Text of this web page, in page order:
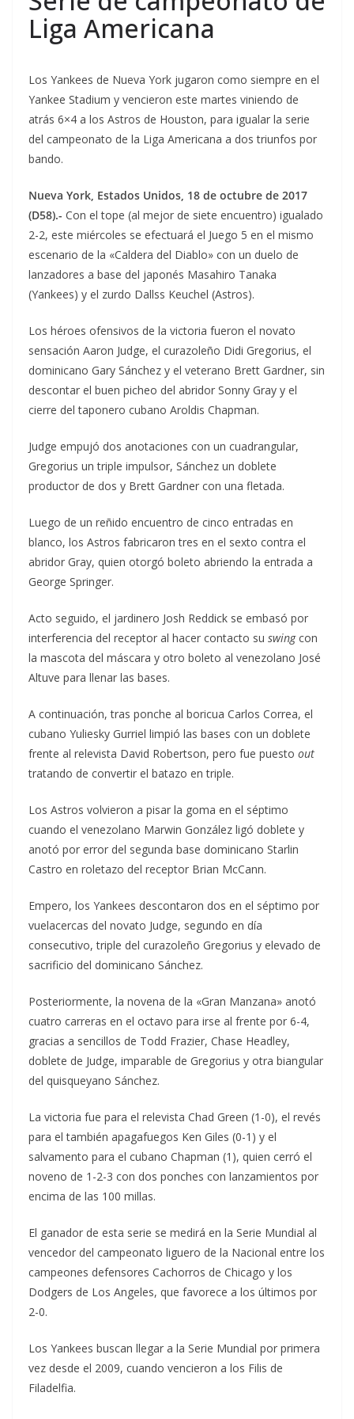
Liga Americana
Los Yankees de Nueva York jugaron como siempre en el
Yankee Stadium y vencieron este martes viniendo de
atrás 6×4 a los Astros de Houston, para igualar la serie
del campeonato de la Liga Americana a dos triunfos por
bando.
Nueva York, Estados Unidos, 18 de octubre de 2017
(D58).- Con el tope (al mejor de siete encuentro) igualado
2-2, este miércoles se efectuará el Juego 5 en el mismo
escenario de la «Caldera del Diablo» con un duelo de
lanzadores a base del japonés Masahiro Tanaka
(Yankees) y el zurdo Dallss Keuchel (Astros).
Los héroes ofensivos de la victoria fueron el novato
sensación Aaron Judge, el curazoleño Didi Gregorius, el
dominicano Gary Sánchez y el veterano Brett Gardner, sin
descontar el buen picheo del abridor Sonny Gray y el
cierre del taponero cubano Aroldis Chapman.
Judge empujó dos anotaciones con un cuadrangular,
Gregorius un triple impulsor, Sánchez un doblete
productor de dos y Brett Gardner con una fletada.
Luego de un reñido encuentro de cinco entradas en
blanco, los Astros fabricaron tres en el sexto contra el
abridor Gray, quien otorgó boleto abriendo la entrada a
George Springer.
Acto seguido, el jardinero Josh Reddick se embasó por
interferencia del receptor al hacer contacto su swingcon
la mascota del máscara y otro boleto al venezolano José
Altuve para llenar las bases.
A continuación, tras ponche al boricua Carlos Correa, el
cubano Yuliesky Gurriel limpió las bases con un doblete
frente al relevista David Robertson, pero fue puesto out
tratando de convertir el batazo en triple.
Los Astros volvieron a pisar la goma en el séptimo
cuando el venezolano Marwin González ligó doblete y
anotó por error del segunda base dominicano Starlin
Castro en roletazo del receptor Brian McCann.
Empero, los Yankees descontaron dos en el séptimo por
vuelacercas del novato Judge, segundo en día
consecutivo, triple del curazoleño Gregorius y elevado de
sacrificio del dominicano Sánchez.
Posteriormente, la novena de la «Gran Manzana» anotó
cuatro carreras en el octavo para irse al frente por 6-4,
gracias a sencillos de Todd Frazier, Chase Headley,
doblete de Judge, imparable de Gregorius y otra biangular
del quisqueyano Sánchez.
La victoria fue para el relevista Chad Green (1-0), el revés
para el también apagafuegos Ken Giles (0-1) y el
salvamento para el cubano Chapman (1), quien cerró el
noveno de 1-2-3 con dos ponches con lanzamientos por
encima de las 100 millas.
El ganador de esta serie se medirá en la Serie Mundial al
vencedor del campeonato liguero de la Nacional entre los
campeones defensores Cachorros de Chicago y los
Dodgers de Los Angeles, que favorece a los últimos por
2-0.
Los Yankees buscan llegar a la Serie Mundial por primera
vez desde el 2009, cuando vencieron a los Filis de
Filadelfia.